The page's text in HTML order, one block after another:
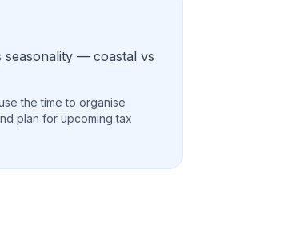
seasonality — coastal vs
the time to organise
plan for upcoming tax